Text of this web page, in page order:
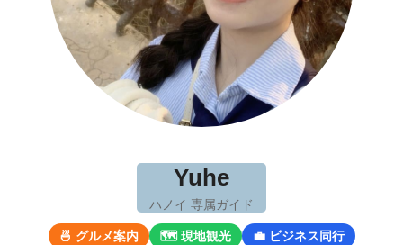
Yuhe
ハノイ 専属ガイド
🍜 グルメ案内 🗺 現地観光
💼 ビジネス同行